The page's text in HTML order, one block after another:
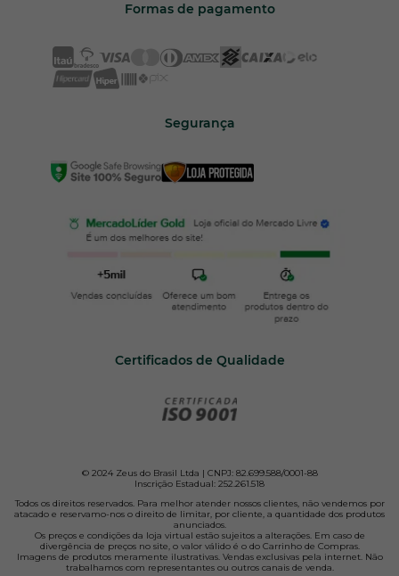
Formas de pagamento
Segurança
Certificados de Qualidade
© 2024 Zeus do Brasil Ltda | CNPJ: 82.699.588/0001-88
Inscrição Estadual: 252.261.518
Todos os direitos reservados. Para melhor atender nossos clientes, não vendemos por
atacado e reservamo-nos o direito de limitar, por cliente, a quantidade dos produtos
anunciados.
Os preços e condições da loja virtual estão sujeitos a alterações. Em caso de
divergência de preços no site, o valor válido é o do Carrinho de Compras.
Imagens de produtos meramente ilustrativas. Vendas exclusivas pela internet. Não
trabalhamos com representantes ou outros canais de venda.